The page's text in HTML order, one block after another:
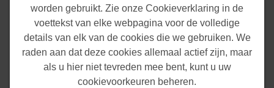
worden gebruikt. Zie onze Cookieverklaring in de
voettekst van elke webpagina voor de volledige
details van elk van de cookies die we gebruiken. We
raden aan dat deze cookies allemaal actief zijn, maar
als u hier niet tevreden mee bent, kunt u uw
cookievoorkeuren beheren.